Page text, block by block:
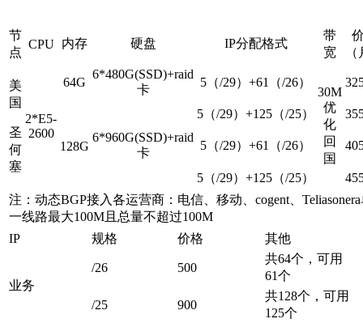
节
点
CPU 内存 硬盘 IP分配格式
带
宽
美
国
圣
何
塞
2*E5-
2600
64G
6*480G(SSD)+raid
卡
5（/29）+61（/26）
30M
优
化
回
国
5（/29）+125（/25）
128G
6*960G(SSD)+raid
卡
5（/29）+61（/26）
5（/29）+125（/25）
注：动态BGP接入各运营商：电信、移动、cogent、
一线路最大100M且总量不超过100M
IP
规格 价格 其他
业务
/26 500
共64个，可用
61个
/25 900
共128个，可用
125个